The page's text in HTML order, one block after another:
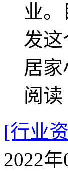
业
发这
居
阅读
[行业
2022